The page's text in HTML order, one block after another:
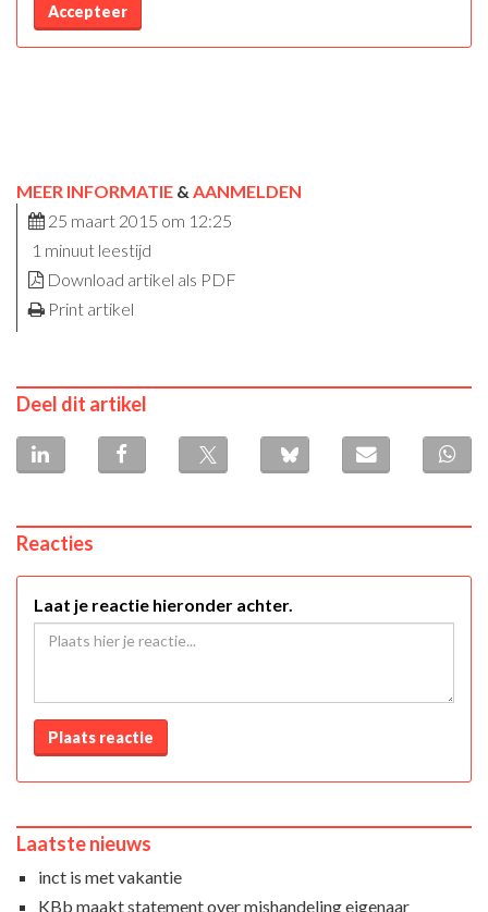
Accepteer
MEER INFORMATIE & AANMELDEN
25 maart 2015 om 12:25
1 minuut leestijd
Download artikel als PDF
Print artikel
Deel dit artikel
Reacties
Laat je reactie hieronder achter.
Plaats reactie
Laatste nieuws
inct is met vakantie
KBb maakt statement over mishandeling eigenaar